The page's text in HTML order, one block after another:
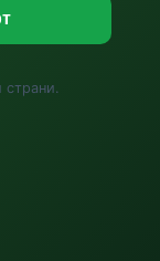
страни.